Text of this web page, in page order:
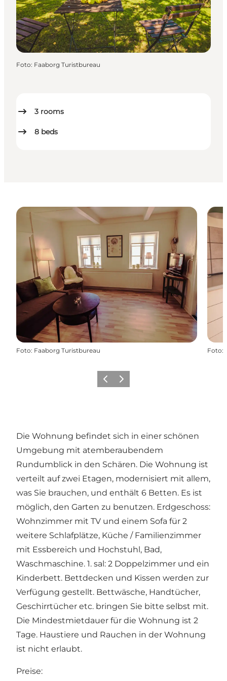
3 rooms
8 beds
Foto: Faaborg Turistbureau
Foto: Faaborg Turistbureau Foto:
Vorherige Folie
Nächste Folie
Die Wohnung befindet sich in einer schönen
Umgebung mit atemberaubendem
Rundumblick in den Schären. Die Wohnung ist
verteilt auf zwei Etagen, modernisiert mit allem,
was Sie brauchen, und enthält 6 Betten. Es ist
möglich, den Garten zu benutzen. Erdgeschoss:
Wohnzimmer mit TV und einem Sofa für 2
weitere Schlafplätze, Küche / Familienzimmer
mit Essbereich und Hochstuhl, Bad,
Waschmaschine. 1. sal: 2 Doppelzimmer und ein
Kinderbett. Bettdecken und Kissen werden zur
Verfügung gestellt. Bettwäsche, Handtücher,
Geschirrtücher etc. bringen Sie bitte selbst mit.
Die Mindestmietdauer für die Wohnung ist 2
Tage. Haustiere und Rauchen in der Wohnung
ist nicht erlaubt.
Preise: